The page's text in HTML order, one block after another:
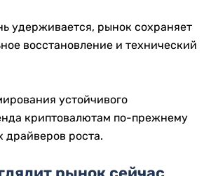
удерживается, рынок сохраняет
восстановление и технический
устойчивого
криптовалютам по-прежнему
драйверов роста.